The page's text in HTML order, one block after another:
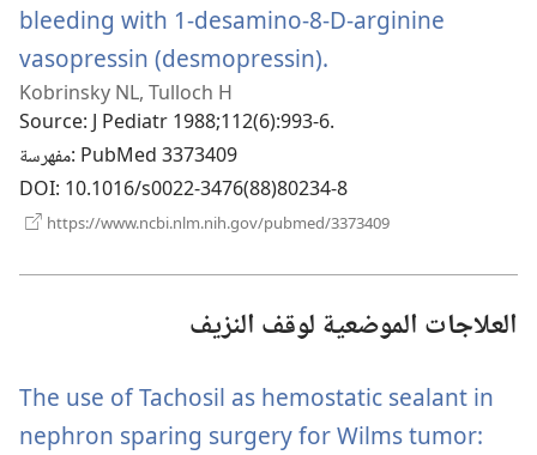
bleeding with 1-desamino-8-D-arginine
vasopressin (desmopressin).
Kobrinsky NL, Tulloch H
Source‎: J Pediatr 1988;112(6):993-6.
مفهرسة‎: PubMed 3373409
DOI‎: 10.1016/s0022-3476(88)80234-8
https://www.ncbi.nlm.nih.gov/pubmed/3373409
العلاجات الموضعية لوقف النزيف
The use of Tachosil as hemostatic sealant in
nephron sparing surgery for Wilms tumor: